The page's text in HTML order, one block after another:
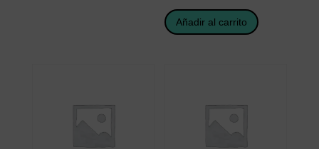
Añadir al carrito